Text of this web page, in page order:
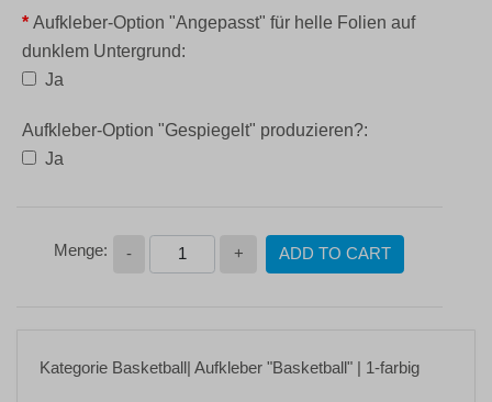
* Aufkleber-Option "Angepasst" für helle Folien auf
dunklem Untergrund:
Ja
Aufkleber-Option "Gespiegelt" produzieren?:
Ja
- + ADD TO CART
Kategorie Basketball| Aufkleber "Basketball" | 1-farbig